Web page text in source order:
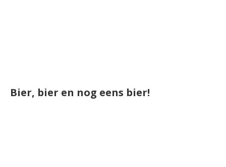
Bier, bier en nog eens bier!